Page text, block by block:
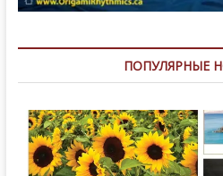
ПОПУЛЯРНЫЕ